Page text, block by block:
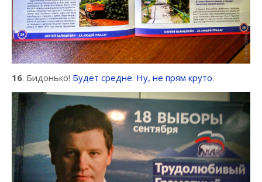
16. Бидонько! Будет средне. Ну, не прям круто.